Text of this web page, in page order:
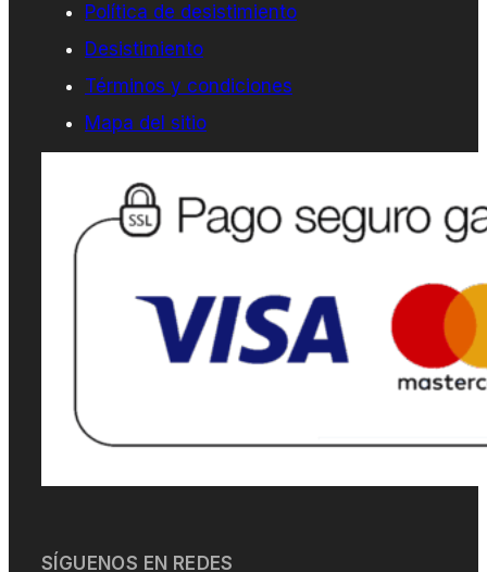
Política de desistimiento
Desistimiento
Términos y condiciones
Mapa del sitio
SÍGUENOS EN REDES